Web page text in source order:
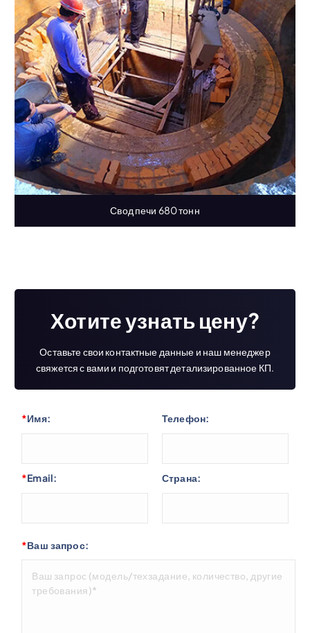
Свод печи 680 тонн
Хотите узнать цену?
Оставьте свои контактные данные и наш менеджер
свяжется с вами и подготовят детализированное КП.
*Имя:
*Email:
Телефон:
Страна:
*Ваш запрос: